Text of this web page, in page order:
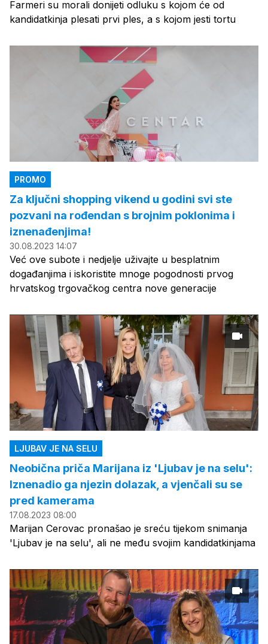
Farmeri su morali donijeti odluku s kojom će od
kandidatkinja plesati prvi ples, a s kojom jesti tortu
PROMO
Za ključni shopping vikend u godini svi ste
pozvani na rođendan s brojnim poklonima i
iznenađenjima!
30.08.2023 14:07
Već ove subote i nedjelje uživajte u besplatnim
događanjima i iskoristite mnoge pogodnosti prvog
hrvatskog trgovačkog centra nove generacije
LJUBAV JE NA SELU
Neobična priča Marijana iz 'Ljubav je na selu':
Iznenadio ga njezin dolazak, a vjenčali su se
pred kamerama
17.08.2023 08:00
Marijan Cerovac pronašao je sreću tijekom snimanja
'Ljubav je na selu', ali ne među svojim kandidatkinjama